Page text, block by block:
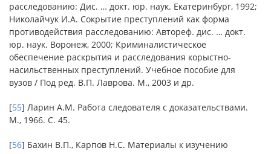
расследованию: Дис. … докт. юр. наук. Екатеринбург, 1992;
Николайчук И.А. Сокрытие преступлений как форма
противодействия расследованию: Автореф. дис. … докт.
юр. наук. Воронеж, 2000; Криминалистическое
обеспечение раскрытия и расследования корыстно-
насильственных преступлений. Учебное пособие для
вузов / Под ред. В.П. Лаврова. М., 2003 и др.
[55] Ларин А.М. Работа следователя с доказательствами.
М., 1966. С. 45.
[56] Бахин В.П., Карпов Н.С. Материалы к изучению